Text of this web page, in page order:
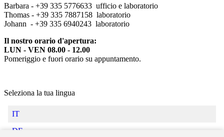
Barbara - +39 335 5776633 ufficio e laboratorio
Thomas - +39 335 7887158 laboratorio
Johann - +39 335 6940243 laboratorio
Il nostro orario d'apertura:
LUN - VEN 08.00 - 12.00
Pomeriggio e fuori orario su appuntamento.
Seleziona la tua lingua
IT
DE